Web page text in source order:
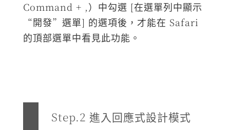
Command + ,）中勾選 [在選單列中顯示
“開發”選單] 的選項後，才能在 Safari
的頂部選單中看見此功能。
Step.2 進入回應式設計模式